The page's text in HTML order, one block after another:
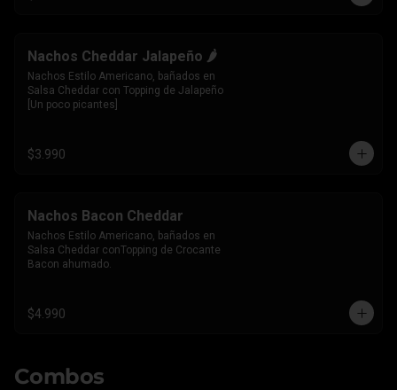
Nachos Cheddar Jalapeño 🌶️
Nachos Estilo Americano, bañados en
Salsa Cheddar con Topping de Jalapeño
[Un poco picantes]
$3.990
Nachos Bacon Cheddar
Nachos Estilo Americano, bañados en
Salsa Cheddar conTopping de Crocante
Bacon ahumado.
$4.990
Combos